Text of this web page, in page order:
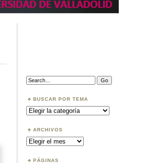
Search:
BUSCAR POR TEMA
Buscar
por
ARCHIVOS
Archivos
PÁGINAS